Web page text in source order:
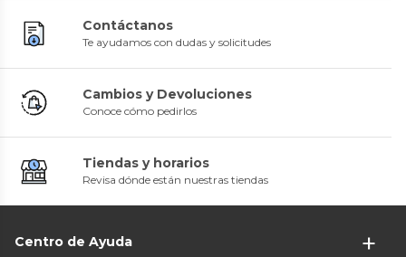
Contáctanos
Te ayudamos con dudas y solicitudes
Cambios y Devoluciones
Conoce cómo pedirlos
Tiendas y horarios
Revisa dónde están nuestras tiendas
Centro de Ayuda